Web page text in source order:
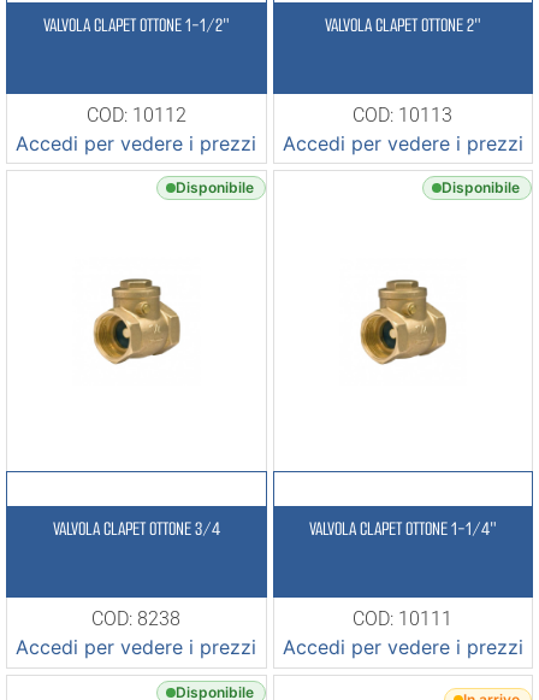
VALVOLA CLAPET OTTONE 1-1/2″
COD: 10112
Accedi per vedere i prezzi
VALVOLA CLAPET OTTONE 2″
COD: 10113
Accedi per vedere i prezzi
Disponibile
VALVOLA CLAPET OTTONE 3/4
COD: 8238
Accedi per vedere i prezzi
Disponibile
VALVOLA CLAPET OTTONE 1-1/4″
COD: 10111
Accedi per vedere i prezzi
Disponibile